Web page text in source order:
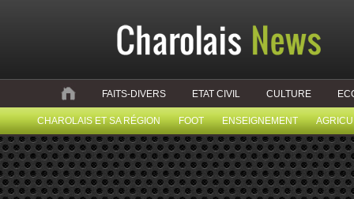
FAITS-DIVERS ETAT CIVIL CULTURE
CHAROLAIS ET SA RÉGION FOOT ENSEIGNEMENT